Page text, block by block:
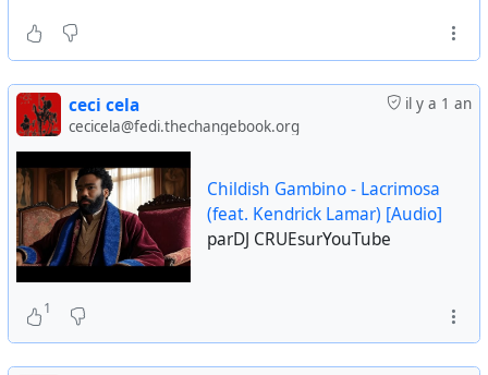
il y a 1 an
ceci cela
cecicela@fedi.thechangebook.org
Childish Gambino - Lacrimosa
(feat. Kendrick Lamar) [Audio]
parDJ CRUEsurYouTube
1